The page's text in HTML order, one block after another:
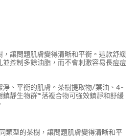
讓問題肌膚變得清晰和平衡。這款舒緩
控制多餘油脂，而不會刺激容易長痘痘
淨、平衡的肌膚。茶樹提取物/葉油、4-
鎮靜生物群™落複合物可強效鎮靜和舒緩
類型的茶樹，讓問題肌膚變得清晰和平